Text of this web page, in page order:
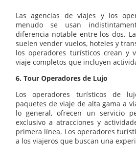
Las agencias de viajes y los
menudo se usan
diferencia notable entre los dos.
suelen vender vuelos, hoteles y
los operadores turísticos crean y
viaje completos que incluyen
6. Tour Operadores de Lujo
Los operadores turísticos de
paquetes de viaje de alta gama a
lo general, ofrecen un servicio
exclusivo a atracciones y
primera línea. Los operadores
a los viajeros que buscan una